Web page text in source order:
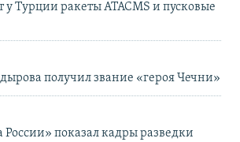
у Турции ракеты ATACMS и пусковые
получил звание «героя Чечни»
России» показал кадры разведки